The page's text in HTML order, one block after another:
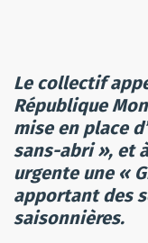
Le collectif
République
mise en place
sans-abri », et
urgente une «
apportant des
saisonnières.